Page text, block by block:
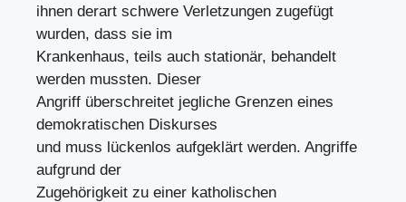
ihnen derart schwere Verletzungen zugefügt
wurden, dass sie im
Krankenhaus, teils auch stationär, behandelt
werden mussten. Dieser
Angriff überschreitet jegliche Grenzen eines
demokratischen Diskurses
und muss lückenlos aufgeklärt werden. Angriffe
aufgrund der
Zugehörigkeit zu einer katholischen